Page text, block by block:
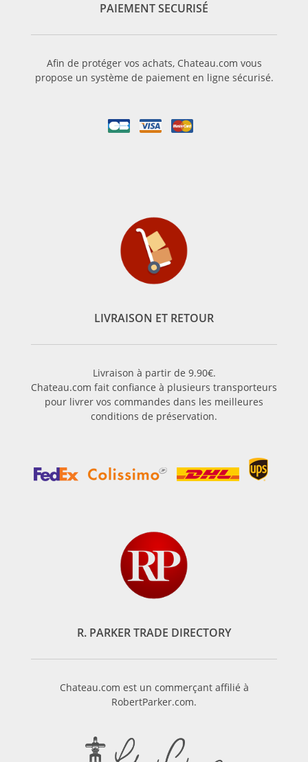
PAIEMENT SECURISÉ
Afin de protéger vos achats, Chateau.com vous
propose un système de paiement en ligne sécurisé.
LIVRAISON ET RETOUR
Livraison à partir de 9.90€.
Chateau.com fait confiance à plusieurs transporteurs
pour livrer vos commandes dans les meilleures
conditions de préservation.
R. PARKER TRADE DIRECTORY
Chateau.com est un commerçant affilié à
RobertParker.com.